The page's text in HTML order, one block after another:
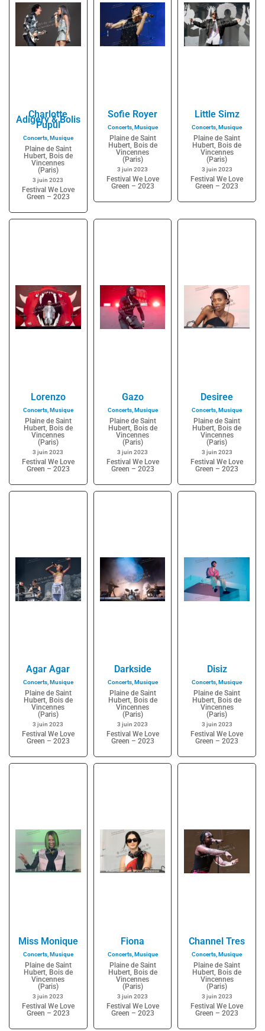
Charlotte
Adigery & Bolis
Pupul
Concerts,Musique
Plaine de Saint
Hubert, Bois de
Vincennes
(Paris)
3 juin 2023
Festival We Love
Green – 2023
Sofie Royer
Concerts,Musique
Plaine de Saint
Hubert, Bois de
Vincennes
(Paris)
3 juin 2023
Festival We Love
Green – 2023
Little Simz
Concerts,Musique
Plaine de Saint
Hubert, Bois de
Vincennes
(Paris)
3 juin 2023
Festival We Love
Green – 2023
Lorenzo
Concerts,Musique
Plaine de Saint
Hubert, Bois de
Vincennes
(Paris)
3 juin 2023
Festival We Love
Green – 2023
Gazo
Concerts,Musique
Plaine de Saint
Hubert, Bois de
Vincennes
(Paris)
3 juin 2023
Festival We Love
Green – 2023
Desiree
Concerts,Musique
Plaine de Saint
Hubert, Bois de
Vincennes
(Paris)
3 juin 2023
Festival We Love
Green – 2023
Agar Agar
Concerts,Musique
Plaine de Saint
Hubert, Bois de
Vincennes
(Paris)
3 juin 2023
Festival We Love
Green – 2023
Darkside
Concerts,Musique
Plaine de Saint
Hubert, Bois de
Vincennes
(Paris)
3 juin 2023
Festival We Love
Green – 2023
Disiz
Concerts,Musique
Plaine de Saint
Hubert, Bois de
Vincennes
(Paris)
3 juin 2023
Festival We Love
Green – 2023
Miss Monique
Concerts,Musique
Plaine de Saint
Hubert, Bois de
Vincennes
(Paris)
3 juin 2023
Festival We Love
Green – 2023
Fiona
Concerts,Musique
Plaine de Saint
Hubert, Bois de
Vincennes
(Paris)
3 juin 2023
Festival We Love
Green – 2023
Channel Tres
Concerts,Musique
Plaine de Saint
Hubert, Bois de
Vincennes
(Paris)
3 juin 2023
Festival We Love
Green – 2023